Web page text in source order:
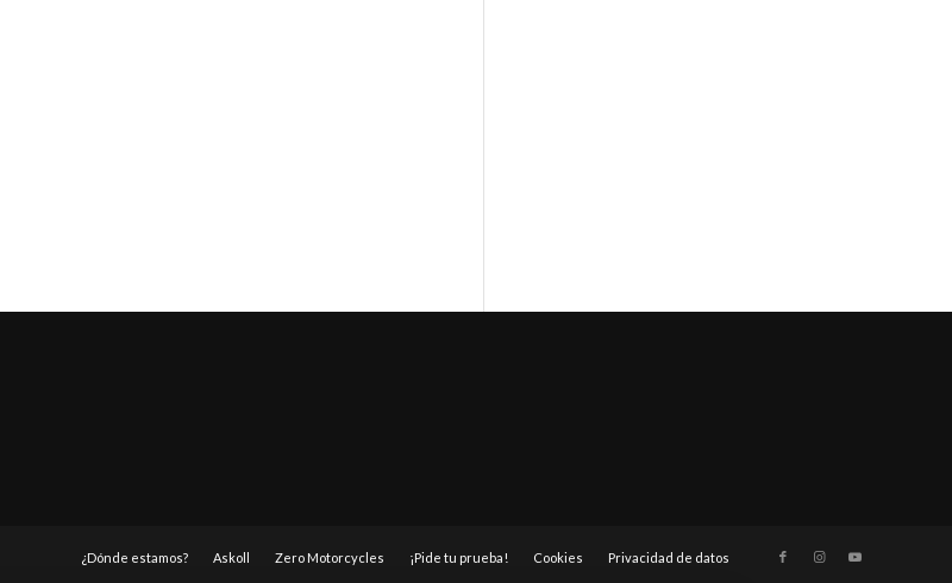
¿Dónde estamos? Askoll Zero Motorcycles ¡Pide tu prueba! Cookies Privacidad de datos